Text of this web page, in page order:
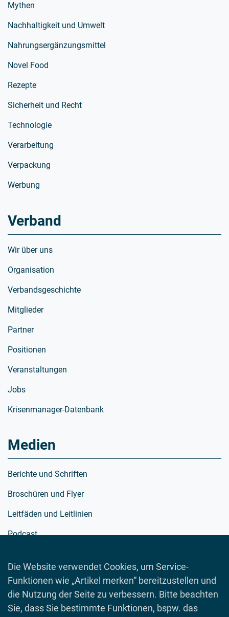
Die Website verwendet Cookies, um Service-
Funktionen wie „Artikel merken“ bereitzustellen und
die Nutzung der Seite zu verbessern. Bitte beachten
Sie, dass Sie bestimmte Funktionen, bspw. das
Mythen
Nachhaltigkeit und Umwelt
Nahrungsergänzungsmittel
Novel Food
Rezepte
Sicherheit und Recht
Technologie
Verarbeitung
Verpackung
Werbung
Verband
Wir über uns
Organisation
Verbandsgeschichte
Mitglieder
Partner
Positionen
Veranstaltungen
Jobs
Krisenmanager-Datenbank
Medien
Berichte und Schriften
Broschüren und Flyer
Leitfäden und Leitlinien
Podcast
Spielewelt
Toolboxen